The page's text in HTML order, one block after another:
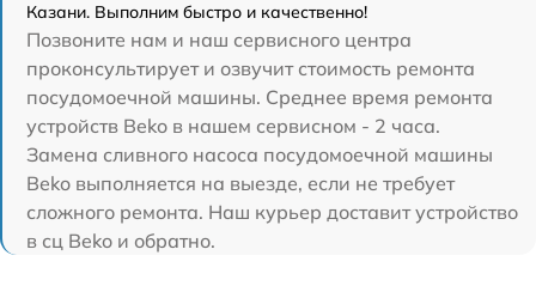
Казани. Выполним быстро и качественно!
Позвоните нам и наш сервисного центра
проконсультирует и озвучит стоимость ремонта
посудомоечной машины. Среднее время ремонта
устройств Beko в нашем сервисном - 2 часа.
Замена сливного насоса посудомоечной машины
Beko выполняется на выезде, если не требует
сложного ремонта. Наш курьер доставит устройство
в сц Beko и обратно.